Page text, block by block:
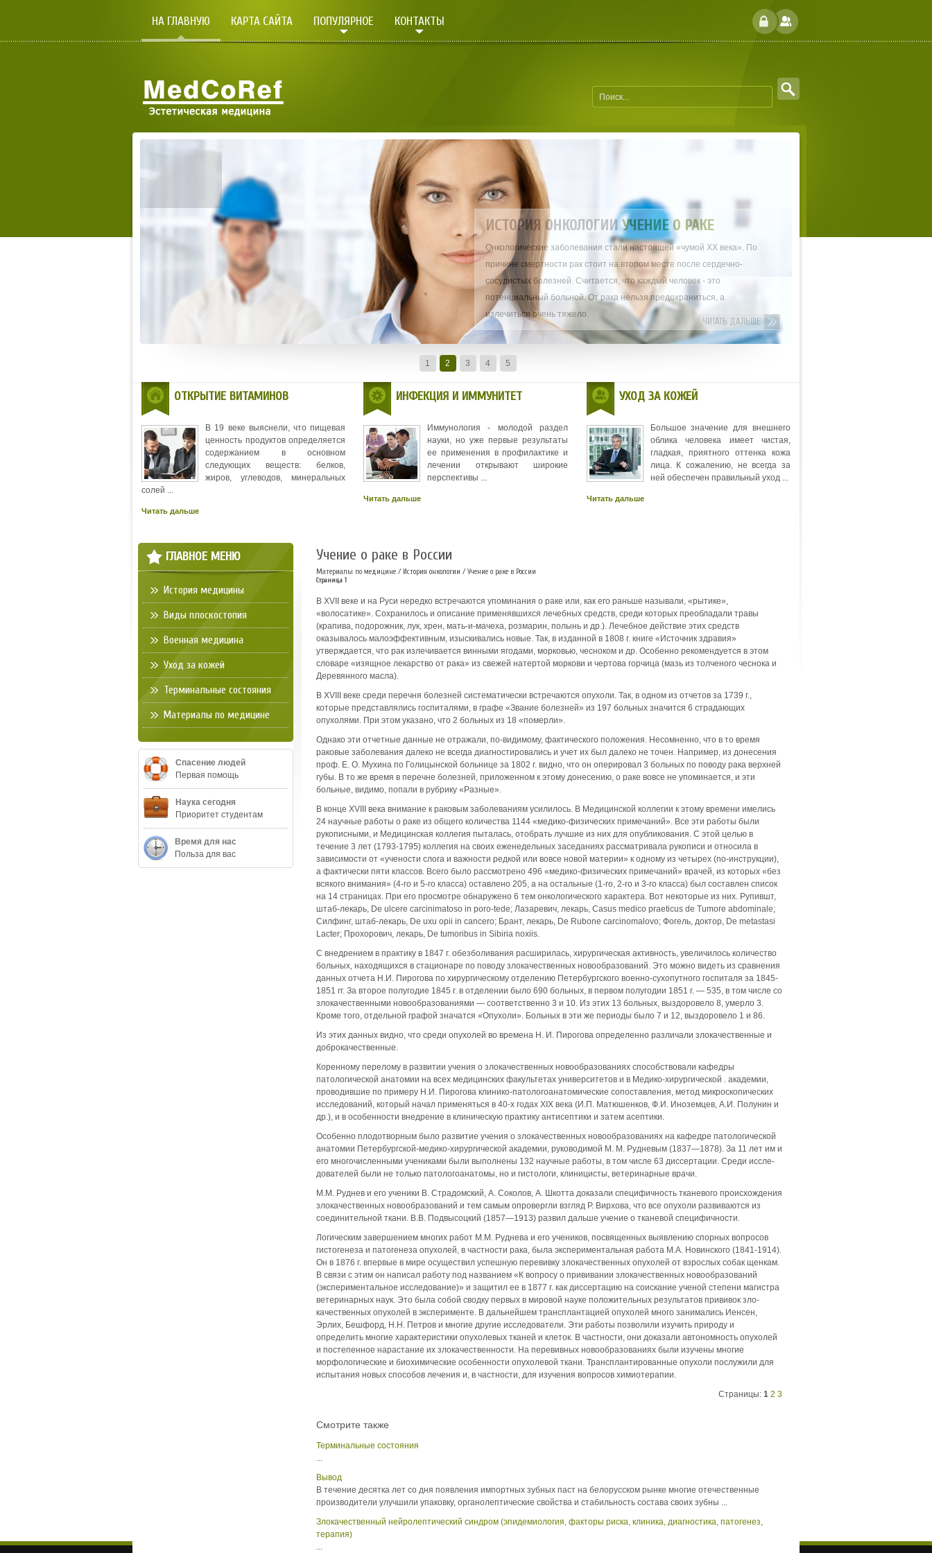
НА ГЛАВНУЮ КАРТА САЙТА ПОПУЛЯРНОЕ КОНТАКТЫ
1 2 3 4 5
ИСТОРИЯ ОНКОЛОГИИУЧЕНИЕ О РАКЕ
Онкологические заболевания стали настоящей «чумой XX века». По
причине смертности рак стоит на втором месте после сердечно-
сосудистых болезней. Считается, что каждый человек - это
потенциальный больной. От рака нельзя предохраниться, а
излечиться очень тяжело.
ЧИТАТЬ ДАЛЬШЕ
ОТКРЫТИЕ ВИТАМИНОВ
В 19 веке выяснели, что пищевая
ценность продуктов определяется
содержанием в основном
следующих веществ: белков,
жиров, углеводов, минеральных
солей ...
Читать дальше
ИНФЕКЦИЯ И ИММУНИТЕТ
Иммунология - молодой раздел
науки, но уже первые результаты
ее применения в профилактике и
лечении открывают широкие
перспективы ...
Читать дальше
УХОД ЗА КОЖЕЙ
Большое значение для внешнего
облика человека имеет чистая,
гладкая, приятного оттенка кожа
лица. К сожалению, не всегда за
ней обеспечен правильный уход ...
Читать дальше
Учение о раке в России
Материалы по медицине / История онкологии / Учение о раке в России
Страница 1
В XVII веке и на Руси нередко встречаются упоминания о раке или, как его раньше называли, «рытике»,
«волосатике». Сохранилось и описание применявшихся лечебных средств, среди которых преобладали травы
(крапива, подорожник, лук, хрен, мать-и-мачеха, розмарин, по­лынь и др.). Лечебное действие этих средств
оказывалось малоэффек­тивным, изыскивались новые. Так, в изданной в 1808 г. книге «Источник здравия»
утверждается, что рак излечивается винными ягодами, морковью, чесноком и др. Особенно рекомендуется в этом
словаре «изящ­ное лекарство от рака» из свежей натертой моркови и чертова горчица (мазь из толченого чеснока и
Деревянного масла).
В XVIII веке среди перечня болезней систематически встречаются опухоли. Так, в одном из отчетов за 1739 г.,
которые представлялись госпиталями, в графе «Звание болезней» из 197 больных значится 6 страдающих
опухолями. При этом указано, что 2 больных из 18 «померли».
Однако эти отчетные данные не отражали, по-видимому, фактического положения. Несомненно, что в то время
раковые заболевания да­леко не всегда диагностировались и учет их был далеко не точен. На­пример, из донесения
проф. Е. О. Мухина по Голицынской больнице за 1802 г. видно, что он оперировал 3 больных по поводу рака верхней
губы. В то же время в перечне болезней, приложенном к этому доне­сению, о раке вовсе не упоминается, и эти
больные, видимо, попали в рубрику «Разные».
В конце XVIII века внимание к раковым заболеваниям усилилось. В Медицинской коллегии к этому времени имелись
24 научные работы о раке из общего количества 1144 «медико-физических примечаний». Все эти работы были
рукописными, и Медицинская коллегия пыталась, отобрать лучшие из них для опубликования. С этой целью в
течение 3 лет (1793-1795) коллегия на своих еженедельных заседаниях рас­сматривала рукописи и относила в
зависимости от «учености слога и важности редкой или вовсе новой материи» к одному из четырех (no-инструкции),
а фактически пяти классов. Всего было рассмотрено 496 «медико-физических примечаний» врачей, из которых «без
всякого внимания» (4-го и 5-го класса) оставлено 205, а на остальные (1-го, 2-го и 3-го класса) был составлен список
на 14 страницах. При его просмотре обнаружено 6 тем онкологического характера. Вот некоторые из них. Рупившт,
штаб-лекарь, De ulcere carcinimatoso in poro-tede; Лазаревич, лекарь, Casus medico praeticus de Tumore abdominale;
Силфинг, штаб-лекарь, De uxu opii in cancero; Брант, лекарь, De Rubone carcinomalovo; Фогель, доктор, De metastasi
Lacter; Прохорович, лекарь, De tumoribus in Sibiria noxiis.
С внедрением в практику в 1847 г. обезболивания расширилась, хирургическая активность, увеличилось количество
больных, находя­щихся в стационаре по поводу злокачественных новообразований. Это можно видеть из сравнения
данных отчета Н.И. Пирогова по хирурги­ческому отделению Петербургского военно-сухопутного госпиталя за 1845-
1851 гг. За второе полугодие 1845 г. в отделении было 690 боль­ных, в первом полугодии 1851 г. — 535, в том числе со
злокачественными новообразованиями — соответственно 3 и 10. Из этих 13 больных, выздоровело 8, умерло 3.
Кроме того, отдельной графой значатся «Опухоли». Больных в эти же периоды было 7 и 12, выздоровело 1 и 86.
Из этих данных видно, что среди опухолей во времена Н. И. Пирогова определенно различали злокачественные и
доброкачественные.
Коренному перелому в развитии учения о злокачественных новообразованиях способствовали кафедры
патологической анатомии на всех медицинских факультетах университетов и в Медико-хирургической . академии,
проводившие по примеру Н.И. Пирогова клинико-патологоанатомические сопоставления, метод микроскопических
исследований, который начал применяться в 40-х годах XIX века (И.П. Матюшенков, Ф.И. Иноземцев, А.И. Полунин и
др.), и в особенности внедрение в клиническую практику антисептики и затем асептики.
Особенно плодотворным было развитие учения о злокачественных новообразованиях на кафедре патологической
анатомии Петербургской-медико-хирургической академии, руководимой М. М. Рудневым (1837—1878). За 11 лет им и
его многочисленными учениками были вы­полнены 132 научные работы, в том числе 63 диссертации. Среди иссле­
дователей были не только патологоанатомы, но и гистологи, клиници­сты, ветеринарные врачи.
М.М. Руднев и его ученики В. Страдомский, А. Соколов, А. Шкотта доказали специфичность тканевого происхождения
злокачественных новообразований и тем самым опровергли взгляд Р. Вирхова, что все опухоли развиваются из
соединительной ткани. В.В. Подвысоцкий (1857—1913) развил дальше учение о тканевой специфичности.
Логическим завершением многих работ М.М. Руднева и его уче­ников, посвященных выявлению спорных вопросов
гистогенеза и пато­генеза опухолей, в частности рака, была экспериментальная работа М.А. Новинского (1841-1914).
Он в 1876 г. впервые в мире осуществил успешную перевивку злокачественных опухолей от взрослых собак щенкам.
В связи с этим он написал работу под названием «К вопросу о прививании злокачественных новообразований
(экспериментальное исследова­ние)» и защитил ее в 1877 г. как диссертацию на соискание ученой степени магистра
ветеринарных наук. Это была собой сводку первых в мировой науке положительных результатов прививок зло­
качественных опухолей в эксперименте. В дальнейшем трансплантацией опухолей много занимались Иенсен,
Эрлих, Бешфорд, Н.Н. Петров и многие другие исследователи. Эти работы позволили изучить природу и
определить многие характеристики опухолевых тканей и клеток. В частности, они доказали автономность опухолей
и постепенное нарастание их злокачественности. На перевивных новообразованиях были изучены многие
морфологические и биохимические особенности опухолевой ткани. Трансплантированные опухоли послужили для
испытания новых способов лечения и, в частности, для изучения вопросов химиотерапии.
Страницы:1 2 3
Смотрите также
Терминальные состояния
...
Вывод
В течение десятка лет со дня появления импортных зубных паст на белорусском рынке многие отечественные
производители улучшили упаковку, органолептические свойства и стабильность состава своих зубны ...
Злокачественный нейролептический синдром (эпидемиология, факторы риска, клиника, диагностика, патогенез,
терапия)
...
ГЛАВНОЕ МЕНЮ
История медицины
Виды плоскостопия
Военная медицина
Уход за кожей
Терминальные состояния
Материалы по медицине
Спасение людей
Первая помощь
Наука сегодня
Приоритет студентам
Время для нас
Польза для вас